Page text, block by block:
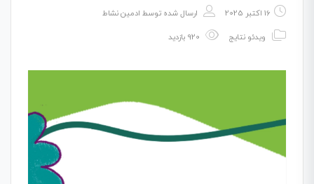
16 اکتبر 2025 ارسال شده توسط ادمین نشاط
ویدئو نتایج